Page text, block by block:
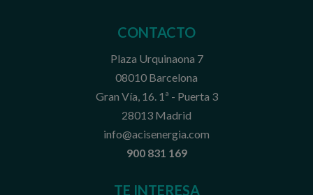
CONTACTO
Plaza Urquinaona 7
08010 Barcelona
Gran Vía, 16. 1ª - Puerta 3
28013 Madrid
info@acisenergia.com
900 831 169
TE INTERESA